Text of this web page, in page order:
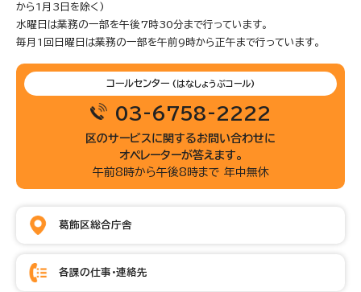
から1月3日を除く)
水曜日は業務の一部を午後7時30分まで行っています。
毎月1回日曜日は業務の一部を午前9時から正午まで行っています。
コールセンター (はなしょうぶコール)
03-6758-2222
区のサービスに関するお問い合わせに
オペレーターが答えます。
午前8時から午後8時まで 年中無休
葛飾区総合庁舎
各課の仕事・連絡先